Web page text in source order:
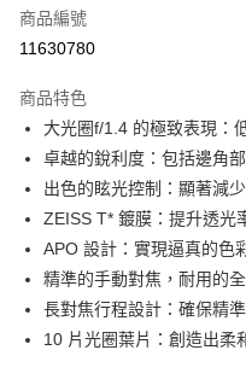
信用卡分期付款
合作金庫商業銀行
華南商業銀行
上海商業儲蓄銀行
國泰世華商業銀行
臺灣中小企業銀行
匯豐（台灣）商業銀行
聯邦商業銀行
元大商業銀行
玉山商業銀行
台新國際商業銀行
6 期 0 利率 每期
華南商業銀行
上海商業儲蓄銀行
國泰世華商業銀行
臺灣中小企業銀行
匯豐（台灣）商業銀行
聯邦商業銀行
元大商業銀行
玉山商業銀行
12 期 0 利率 每期
合作金庫商業銀行
上海商業儲蓄銀行
國泰世華商業銀行
臺灣中小企業銀行
匯豐（台灣）商業銀行
聯邦商業銀行
超商取貨付款
Apple Pay
街口支付
商品編號
11630780
商品特色
大光圈f/1.4 的極致表現：
卓越的銳利度：包括邊角
出色的眩光控制：顯著減
ZEISS T* 鍍膜：提升透光
APO 設計：實現逼真的色
精準的手動對焦，耐用的
長對焦行程設計：確保精
10 片光圈葉片：創造出柔